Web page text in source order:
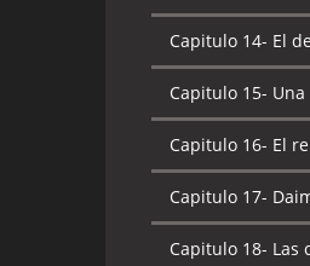
Capitulo 14- El
Capitulo 15-
Capitulo 16- El
Capitulo 17-
Capitulo 18- Las